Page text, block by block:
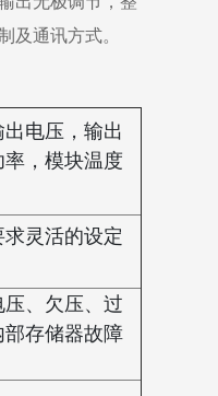
及通讯方式。
电压，输出
，模块温度
灵活的设定
、欠压、过
存储器故障